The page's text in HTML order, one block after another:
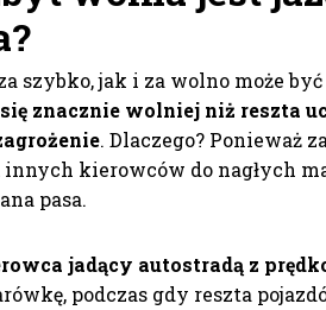
szybko, jak i za wolno może
znacznie wolniej niż reszta
. Dlaczego? Ponieważ
innych kierowców do nagłych
pasa.
jadący autostradą z
podczas gdy reszta